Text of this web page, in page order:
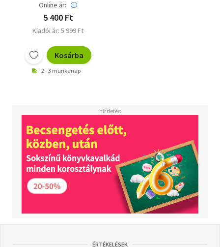
Online ár:
5 400 Ft
Kiadói ár: 5 999 Ft
Kosárba
2 - 3 munkanap
ÉRTÉKELÉSEK